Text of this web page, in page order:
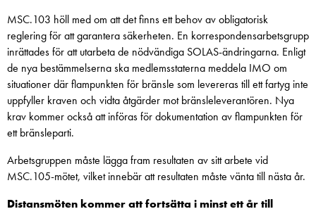
MSC.103 höll med om att det finns ett behov av obligatorisk
reglering för att garantera säkerheten. En korrespondensarbetsgrupp
inrättades för att utarbeta de nödvändiga SOLAS-ändringarna. Enligt
de nya bestämmelserna ska medlemsstaterna meddela IMO om
situationer där flampunkten för bränsle som levereras till ett fartyg inte
uppfyller kraven och vidta åtgärder mot bränsleleverantören. Nya
krav kommer också att införas för dokumentation av flampunkten för
ett bränsleparti.
Arbetsgruppen måste lägga fram resultaten av sitt arbete vid
MSC.105-mötet, vilket innebär att resultaten måste vänta till nästa år.
Distansmöten kommer att fortsätta i minst ett år till